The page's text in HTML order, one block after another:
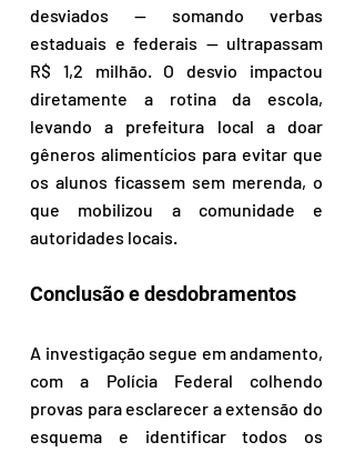
desviados — somando verbas
estaduais e federais — ultrapassam
R$ 1,2 milhão. O desvio impactou
diretamente a rotina da escola,
levando a prefeitura local a doar
gêneros alimentícios para evitar que
os alunos ficassem sem merenda, o
que mobilizou a comunidade e
autoridades locais.
Conclusão e desdobramentos
A investigação segue em andamento,
com a Polícia Federal colhendo
provas para esclarecer a extensão do
esquema e identificar todos os